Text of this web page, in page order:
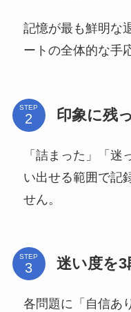
記憶が最も鮮明な
ートの全体的な手
STEP 印象に残
「詰まった」「
い出せる範囲で記
せん。
STEP 迷い度を3
各問題に「自信あ